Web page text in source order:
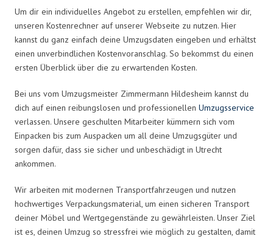
Um dir ein individuelles Angebot zu erstellen, empfehlen wir dir,
unseren Kostenrechner auf unserer Webseite zu nutzen. Hier
kannst du ganz einfach deine Umzugsdaten eingeben und erhältst
einen unverbindlichen Kostenvoranschlag. So bekommst du einen
ersten Überblick über die zu erwartenden Kosten.
Bei uns vom Umzugsmeister Zimmermann Hildesheim kannst du
dich auf einen reibungslosen und professionellen Umzugsservice
verlassen. Unsere geschulten Mitarbeiter kümmern sich vom
Einpacken bis zum Auspacken um all deine Umzugsgüter und
sorgen dafür, dass sie sicher und unbeschädigt in Utrecht
ankommen.
Wir arbeiten mit modernen Transportfahrzeugen und nutzen
hochwertiges Verpackungsmaterial, um einen sicheren Transport
deiner Möbel und Wertgegenstände zu gewährleisten. Unser Ziel
ist es, deinen Umzug so stressfrei wie möglich zu gestalten, damit